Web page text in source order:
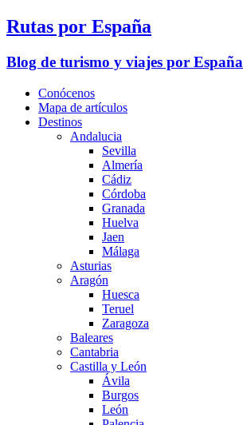
Rutas por España
Blog de turismo y viajes por España
Conócenos
Mapa de artículos
Destinos
Andalucia
Sevilla
Almería
Cádiz
Córdoba
Granada
Huelva
Jaen
Málaga
Asturias
Aragón
Huesca
Teruel
Zaragoza
Baleares
Cantabria
Castilla y León
Ávila
Burgos
León